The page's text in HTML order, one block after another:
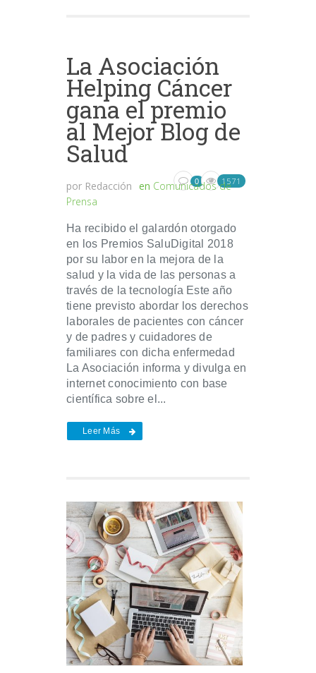
La Asociación
Helping Cáncer
gana el premio
al Mejor Blog de
Salud
por Redacción en Comunicados de
Prensa
0 1571
Ha recibido el galardón otorgado
en los Premios SaluDigital 2018
por su labor en la mejora de la
salud y la vida de las personas a
través de la tecnología Este año
tiene previsto abordar los derechos
laborales de pacientes con cáncer
y de padres y cuidadores de
familiares con dicha enfermedad
La Asociación informa y divulga en
internet conocimiento con base
científica sobre el...
Leer Más